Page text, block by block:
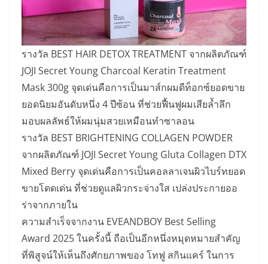
รางวัล BEST HAIR DETOX TREATMENT จากผลิตภัณฑ์
JOJI Secret Young Charcoal Keratin Treatment
Mask 300g จุดเด่นคือการเป็นมาส์กผมดีท็อกซ์ยอดขาย
ยอดนิยมอันดับหนึ่ง 4 ปีซ้อน ที่ช่วยฟื้นฟูผมเสียล้ำลึก
มอบผลลัพธ์ให้ผมนุ่มสวยเหมือนทำซาลอน
รางวัล BEST BRIGHTENING COLLAGEN POWDER
จากผลิตภัณฑ์ JOJI Secret Young Gluta Collagen DTX
Mixed Berry จุดเด่นคือการเป็นคอลลาเจนผิวไบร์ทยอด
ขายโดดเด่น ที่ช่วยดูแลผิวกระจ่างใส เปล่งประกายออ
ร่าจากภายใน
ความสำเร็จจากงาน EVEANDBOY Best Selling
Award 2025 ในครั้งนี้ ถือเป็นอีกหนึ่งหมุดหมายสำคัญ
ที่พิสูจน์ให้เห็นถึงศักยภาพของ โทฟู สกินแคร์ ในการ